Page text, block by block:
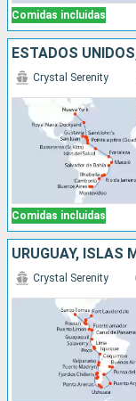
Comidas incluidas
Comidas incluidas
Crystal Serenity
Crystal Serenity